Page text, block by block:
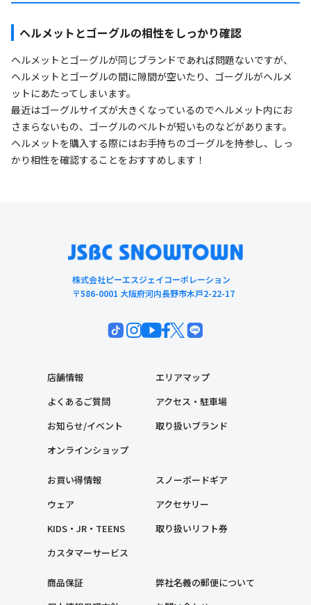
ヘルメットとゴーグルの相性をしっかり確認
ヘルメットとゴーグルが同じブランドであれば問題ないですが、
ヘルメットとゴーグルの間に隙間が空いたり、ゴーグルがヘルメ
ットにあたってしまいます。
最近はゴーグルサイズが大きくなっているのでヘルメット内にお
さまらないもの、ゴーグルのベルトが短いものなどがあります。
ヘルメットを購入する際にはお手持ちのゴーグルを持参し、しっ
かり相性を確認することをおすすめします！
株式会社ピーエスジェイコーポレーション
〒586-0001 大阪府河内長野市木戸2-22-17
店舗情報
エリアマップ
よくあるご質問
アクセス・駐車場
お知らせ/イベント
取り扱いブランド
オンラインショップ
お買い得情報
スノーボードギア
ウェア
アクセサリー
KIDS・JR・TEENS
取り扱いリフト券
カスタマーサービス
商品保証
弊社名義の郵便について